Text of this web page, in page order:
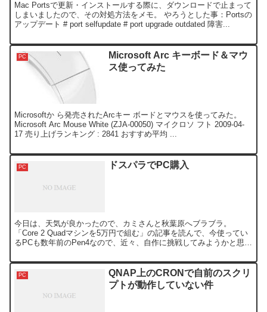
Mac Portsで更新・インストールする際に、ダウンロードで止まって
しまいましたので、その対処方法をメモ。 やろうとした事：Portsの
アップデート # port selfupdate # port upgrade outdated 障害...
PC
Microsoft Arc キーボード＆マウ
ス使ってみた
Microsoftか ら発売されたArcキー ボードとマウスを使ってみた。
Microsoft Arc Mouse White (ZJA-00050) マイクロソ フト 2009-04-
17 売り上げランキング : 2841 おすすめ平均 ...
PC ドスパラでPC購入
今日は、天気が良かったので、カミさんと秋葉原へブラブラ。
「Core 2 Quadマシンを5万円で組む」の記事を読んで、今使ってい
るPCも数年前のPen4なので、近々、自作に挑戦してみようかと思
PC
QNAP上のCRONで自前のスクリ
プトが動作していない件